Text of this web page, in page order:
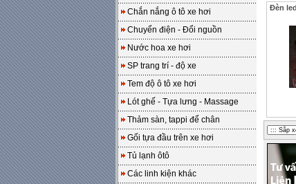
Chắn nắng ô tô xe hơi
Chuyển điện - Đổi nguồn
Nước hoa xe hơi
SP trang trí - độ xe
Tem độ ô tô xe hơi
Lót ghế - Tựa lưng - Massage
Thảm sàn, tappi để chân
Gối tựa đầu trên xe hơi
Tủ lạnh ôtô
Các linh kiện khác
Đèn